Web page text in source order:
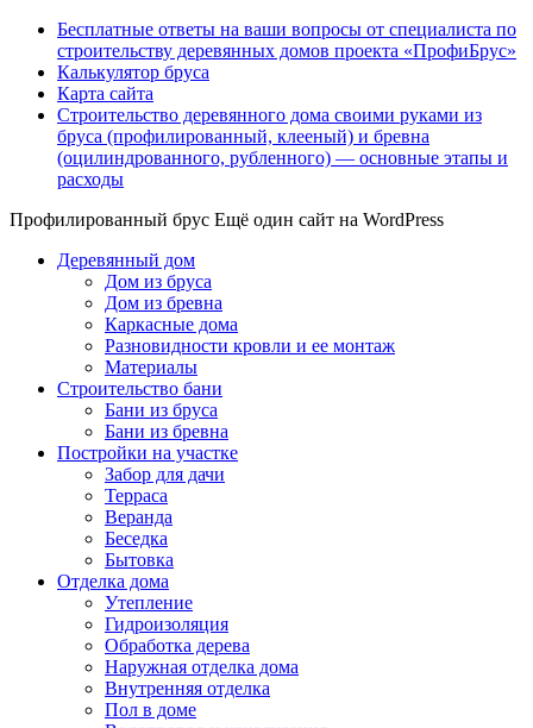
Бесплатные ответы на ваши вопросы от специалиста по
строительству деревянных домов проекта «ПрофиБрус»
Калькулятор бруса
Карта сайта
Строительство деревянного дома своими руками из
бруса (профилированный, клееный) и бревна
(оцилиндрованного, рубленного) — основные этапы и
расходы
Профилированный брус Ещё один сайт на WordPress
Деревянный дом
Дом из бруса
Дом из бревна
Каркасные дома
Разновидности кровли и ее монтаж
Материалы
Строительство бани
Бани из бруса
Бани из бревна
Постройки на участке
Забор для дачи
Терраса
Веранда
Беседка
Бытовка
Отделка дома
Утепление
Гидроизоляция
Обработка дерева
Наружная отделка дома
Внутренняя отделка
Пол в доме